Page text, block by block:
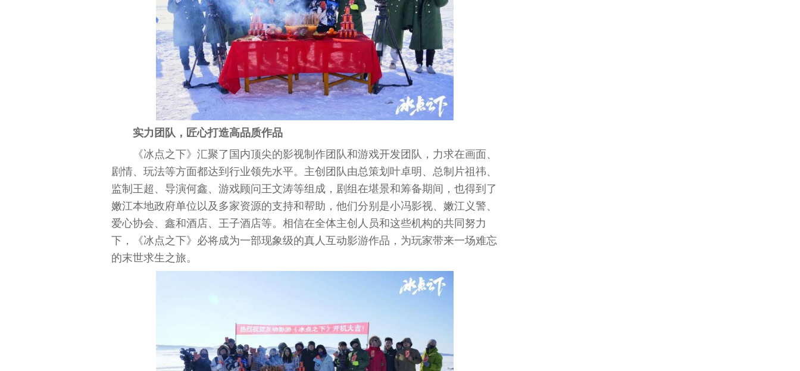
实力团队，匠心打造高品质作品
《冰点之下》汇聚了国内顶尖的影视制作团队和游戏开发团队，力求在画面、
剧情、玩法等方面都达到行业领先水平。主创团队由总策划叶卓明、总制片祖祎、
监制王超、导演何鑫、游戏顾问王文涛等组成，剧组在堪景和筹备期间，也得到了
嫩江本地政府单位以及多家资源的支持和帮助，他们分别是小冯影视、嫩江义警、
爱心协会、鑫和酒店、王子酒店等。相信在全体主创人员和这些机构的共同努力
下，《冰点之下》必将成为一部现象级的真人互动影游作品，为玩家带来一场难忘
的末世求生之旅。